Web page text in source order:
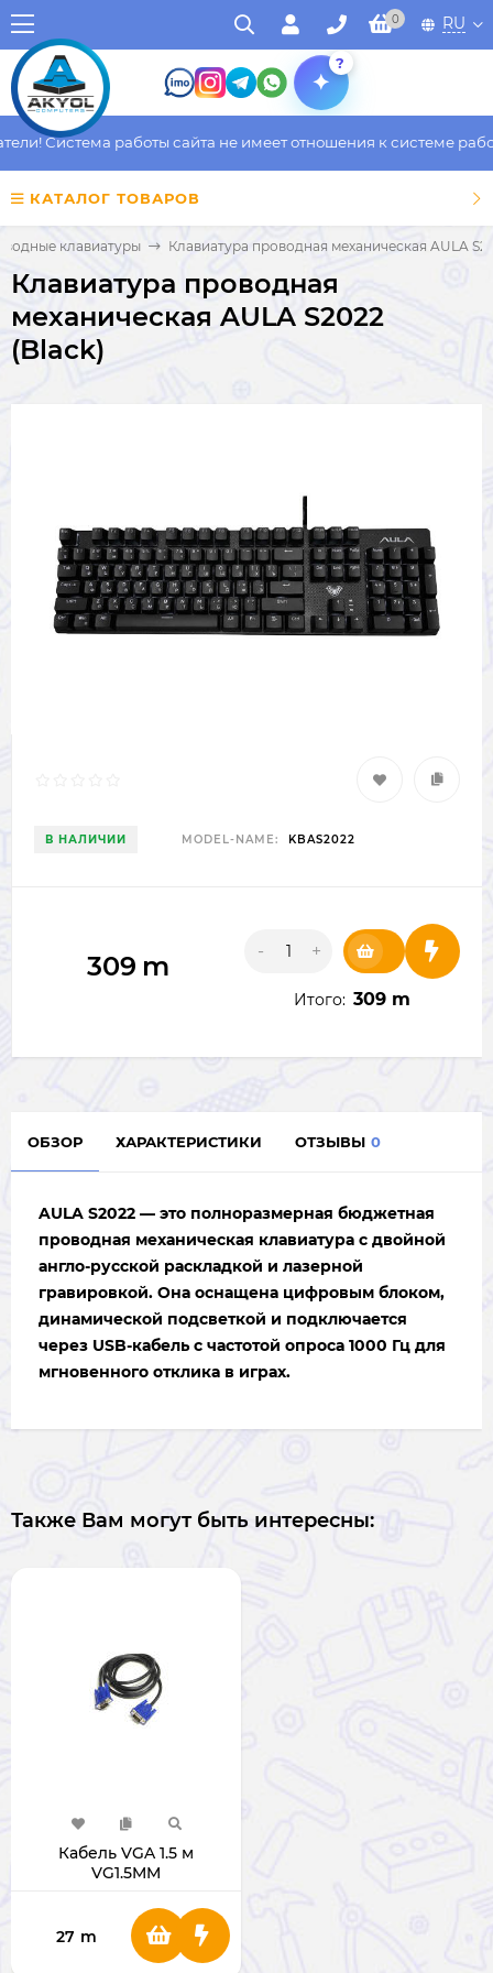
0 RU
?
Система работы сайта не имеет отношения к системе
КАТАЛОГ ТОВАРОВ
клавиатуры Клавиатура проводная механическая AULA
Клавиатура проводная
механическая AULA S2022
(Black)
В НАЛИЧИИ MODEL-NAME: KBAS2022
309 m - +
Итого: 309 m
ОБЗОР ХАРАКТЕРИСТИКИ ОТЗЫВЫ 0
AULA S2022 — это полноразмерная бюджетная
проводная механическая клавиатура с двойной
англо-русской раскладкой и лазерной
гравировкой. Она оснащена цифровым блоком,
динамической подсветкой и подключается
через USB-кабель с частотой опроса 1000 Гц для
мгновенного отклика в играх.
Также Вам могут быть интересны:
Кабель VGA 1.5 м
VG1.5MM
27 m